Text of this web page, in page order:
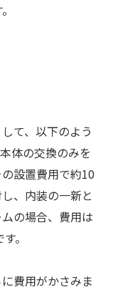
て、以下のよう
体の交換のみを
設置費用で約10
、内装の一新と
の場合、費用は
。
費用がかさみま